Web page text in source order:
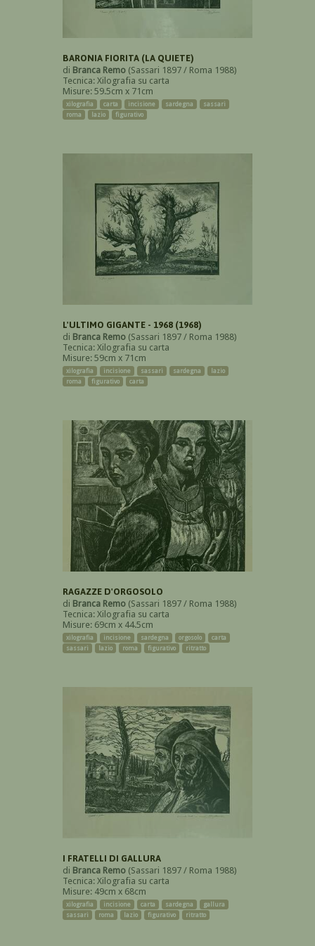
BARONIA FIORITA (LA QUIETE)
di Branca Remo (Sassari 1897 / Roma 1988)
Tecnica: Xilografia su carta
Misure: 59.5cm x 71cm
xilografia carta incisione sardegna
sassari
roma
lazio figurativo
L'ULTIMO GIGANTE - 1968 (1968)
di Branca Remo (Sassari 1897 / Roma 1988)
Tecnica: Xilografia su carta
Misure: 59cm x 71cm
xilografia incisione sassari sardegna
lazio
roma
figurativo carta
RAGAZZE D'ORGOSOLO
di Branca Remo (Sassari 1897 / Roma 1988)
Tecnica: Xilografia su carta
Misure: 69cm x 44.5cm
xilografia incisione sardegna orgosolo
carta
sassari
lazio roma figurativo ritratto
I FRATELLI DI GALLURA
di Branca Remo (Sassari 1897 / Roma 1988)
Tecnica: Xilografia su carta
Misure: 49cm x 68cm
xilografia incisione carta sardegna
gallura
sassari
roma lazio figurativo ritratto